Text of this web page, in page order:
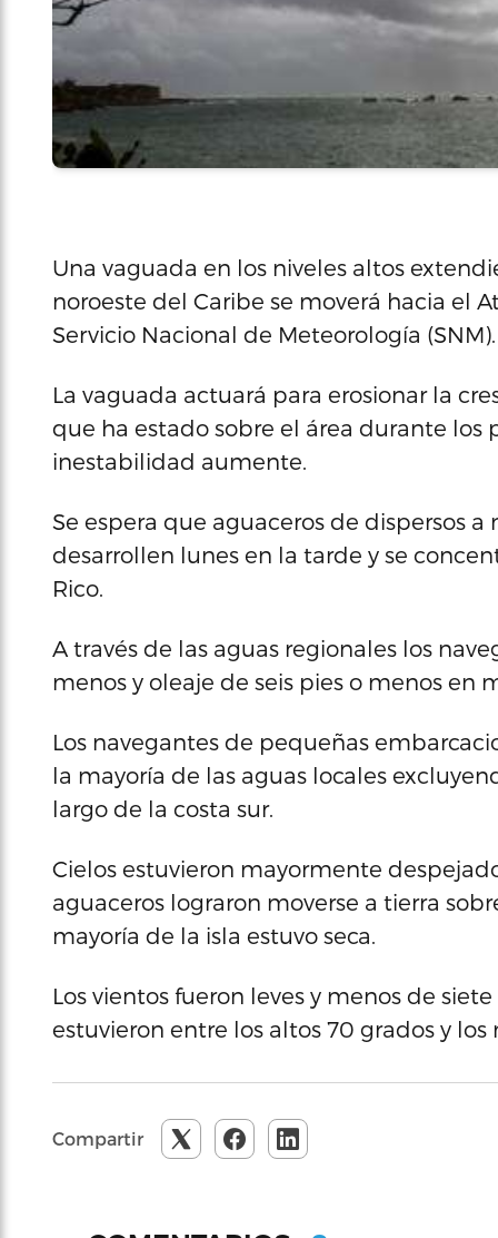
Una vaguada en los niveles altos
noroeste del Caribe se moverá hacia el
Servicio Nacional de Meteorología (SNM).
La vaguada actuará para erosionar la
que ha estado sobre el área durante los
inestabilidad aumente.
Se espera que aguaceros de dispersos a
desarrollen lunes en la tarde y se
Rico.
A través de las aguas regionales los
menos y oleaje de seis pies o menos en
Los navegantes de pequeñas
la mayoría de las aguas locales
largo de la costa sur.
Cielos estuvieron mayormente
aguaceros lograron moverse a tierra
mayoría de la isla estuvo seca.
Los vientos fueron leves y menos de
estuvieron entre los altos 70 grados y los
Compartir